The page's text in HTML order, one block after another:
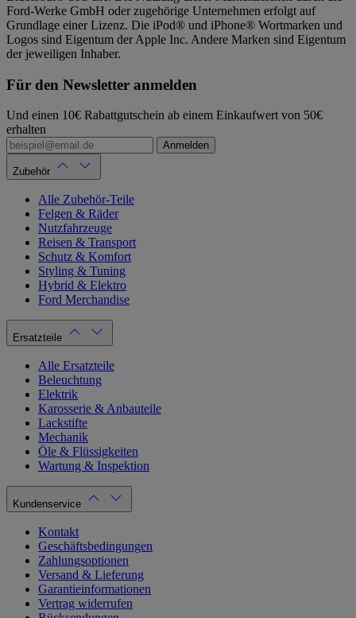
Ford-Werke GmbH oder zugehörige Unternehmen erfolgt auf
Grundlage einer Lizenz. Die iPod® und iPhone® Wortmarken und
Logos sind Eigentum der Apple Inc. Andere Marken sind Eigentum
der jeweiligen Inhaber.
Für den Newsletter anmelden
Und einen 10€ Rabattgutschein ab einem Einkaufwert von 50€
erhalten
Anmelden
Zubehör
Alle Zubehör-Teile
Felgen & Räder
Nutzfahrzeuge
Reisen & Transport
Schutz & Komfort
Styling & Tuning
Hybrid & Elektro
Ford Merchandise
Ersatzteile
Alle Ersatzteile
Beleuchtung
Elektrik
Karosserie & Anbauteile
Lackstifte
Mechanik
Öle & Flüssigkeiten
Wartung & Inspektion
Kundenservice
Kontakt
Geschäftsbedingungen
Zahlungsoptionen
Versand & Lieferung
Garantieinformationen
Vertrag widerrufen